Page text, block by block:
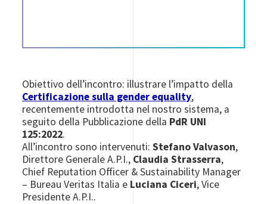
Obiettivo dell’incontro: illustrare l’impatto della
Certificazione sulla gender equality,
recentemente introdotta nel nostro sistema, a
seguito della Pubblicazione della PdR UNI
125:2022.
All’incontro sono intervenuti:Stefano Valvason,
Direttore Generale A.P.I., Claudia Strasserra,
Chief Reputation Officer & Sustainability Manager
– Bureau Veritas Italia e Luciana Ciceri, Vice
Presidente A.P.I..